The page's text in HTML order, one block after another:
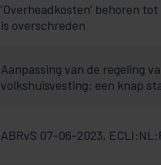
‘Overheadkosten’ behoren
is overschreden
Aanpassing van de regeling
volkshuisvesting: een knap
ABRvS 07-06-2023,